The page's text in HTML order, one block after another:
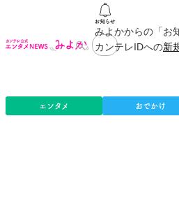
みよかからの「お
カンテレIDへの新
エンタメ おでかけ